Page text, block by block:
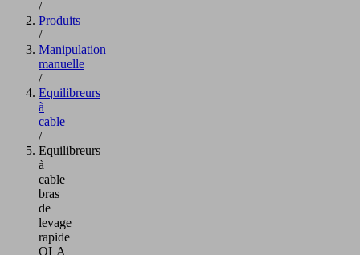
/
Produits
/
Manipulation
manuelle
/
Equilibreurs
à
cable
/
Equilibreurs
à
cable
bras
de
levage
rapide
QLA